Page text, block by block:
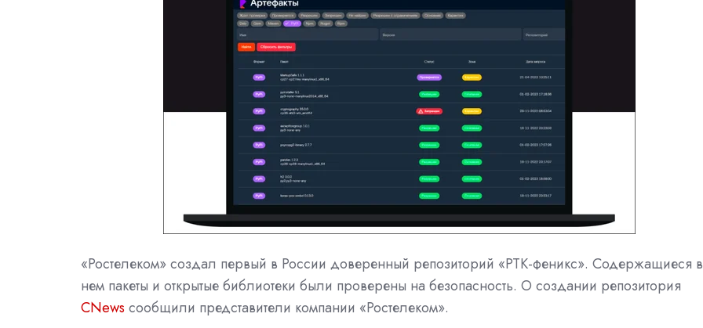
«Ростелеком» создал первый в России доверенный репозиторий «РТК-феникс». Содержащиеся в
нем пакеты и открытые библиотеки были проверены на безопасность. О создании репозитория
CNews сообщили представители компании «Ростелеком».